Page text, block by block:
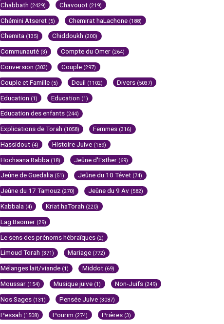
Chabbath (2429) Chavouot (219)
Chémini Atseret (5) Chemirat haLachone (188)
Chemita (135) Chiddoukh (200)
Communauté (3) Compte du Omer (264)
Conversion (303) Couple (297)
Couple et Famille (5) Deuil (1102) Divers (5037)
Education (1) Education (1)
Education des enfants (244)
Explications de Torah (1058) Femmes (316)
Hassidout (4) Histoire Juive (189)
Hochaana Rabba (18) Jeûne d'Esther (69)
Jeûne de Guedalia (51) Jeûne du 10 Tévet (74)
Jeûne du 17 Tamouz (270) Jeûne du 9 Av (582)
Kabbala (4) Kriat haTorah (220)
Lag Baomer (29)
Le sens des prénoms hébraïques (2)
Limoud Torah (371) Mariage (772)
Mélanges lait/viande (1) Middot (69)
Moussar (154) Musique juive (1) Non-Juifs (249)
Nos Sages (131) Pensée Juive (3087)
Pessah (1508) Pourim (274) Prières (3)